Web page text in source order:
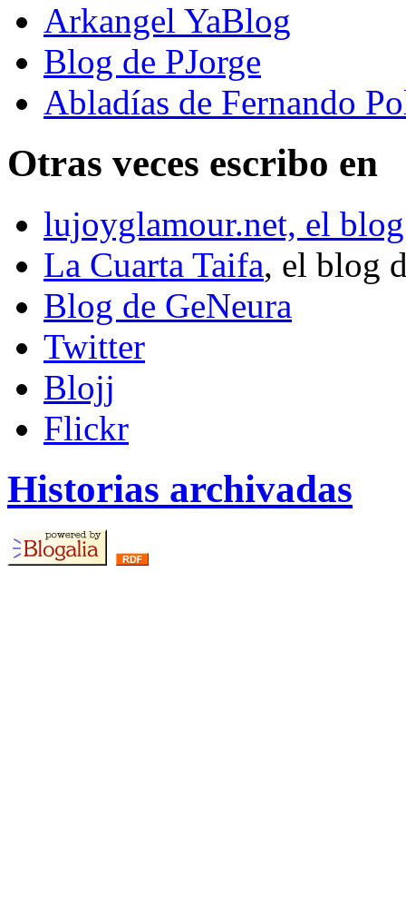
Arkangel YaBlog
Blog de PJorge
Abladías de Fernando
Otras veces escribo en
lujoyglamour.net, el
La Cuarta Taifa, el blog
Blog de GeNeura
Twitter
Blojj
Flickr
Historias archivadas